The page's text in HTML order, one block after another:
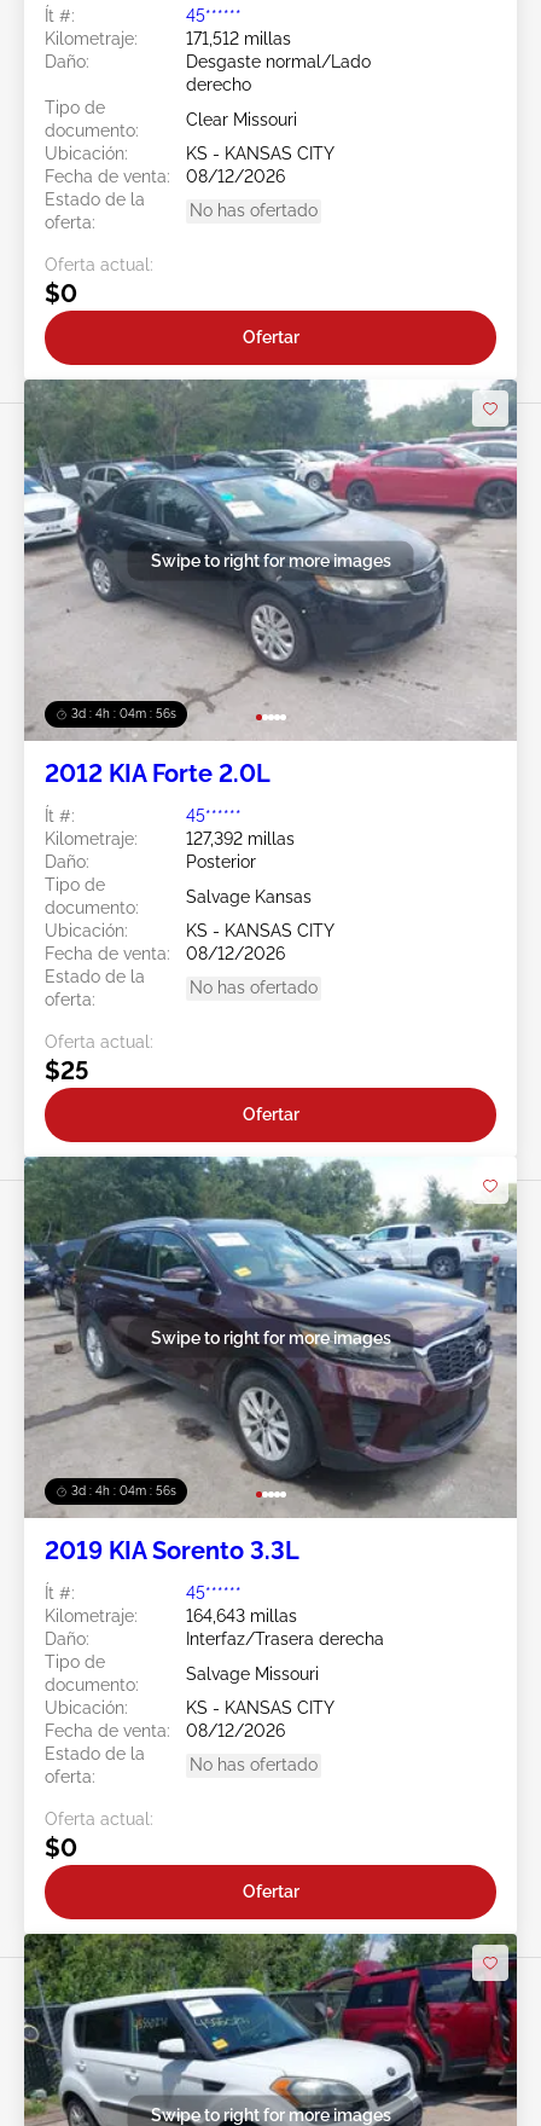
Ít #:
45******
Kilometraje:
171,512 millas
Daño:
Desgaste normal/Lado
derecho
Tipo de
documento:
Clear Missouri
Ubicación:
KS - KANSAS CITY
Fecha de venta:
08/12/2026
Estado de la
oferta:
No has ofertado
Oferta actual:
$0
Ofertar
3d : 4h : 04m : 53s
Swipe to right for more images
2012 KIA Forte 2.0L
Ít #:
45******
Kilometraje:
127,392 millas
Daño:
Posterior
Tipo de
documento:
Salvage Kansas
Ubicación:
KS - KANSAS CITY
Fecha de venta:
08/12/2026
Estado de la
oferta:
No has ofertado
Oferta actual:
$25
Ofertar
3d : 4h : 04m : 53s
Swipe to right for more images
2019 KIA Sorento 3.3L
Ít #:
45******
Kilometraje:
164,643 millas
Daño:
Interfaz/Trasera derecha
Tipo de
documento:
Salvage Missouri
Ubicación:
KS - KANSAS CITY
Fecha de venta:
08/12/2026
Estado de la
oferta:
No has ofertado
Oferta actual:
$0
Ofertar
Swipe to right for more images